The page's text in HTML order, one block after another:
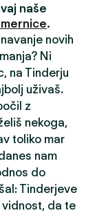
naše
.
novih
Ni
na Tinderju
uživaš.
z
nekoga,
toliko mar
nam
do
Tinderjeve
da te